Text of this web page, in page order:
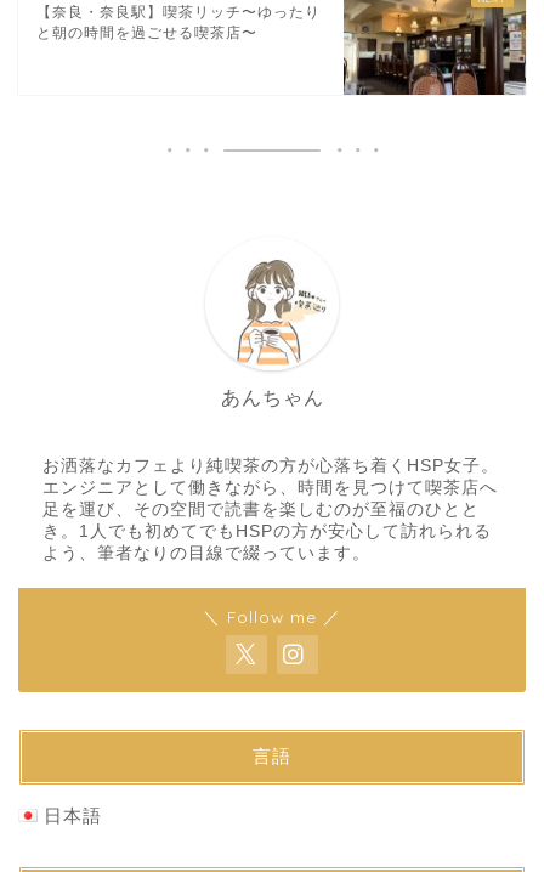
【奈良・奈良駅】喫茶リッチ〜ゆったり
と朝の時間を過ごせる喫茶店〜
あんちゃん
お洒落なカフェより純喫茶の方が心落ち着くHSP女子。
エンジニアとして働きながら、時間を見つけて喫茶店へ
足を運び、その空間で読書を楽しむのが至福のひとと
き。1人でも初めてでもHSPの方が安心して訪れられる
よう、筆者なりの目線で綴っています。
＼ Follow me ／
言語
日本語